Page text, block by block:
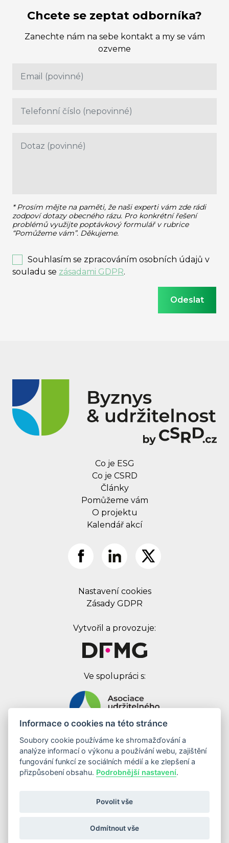
Chcete se zeptat odborníka?
Zanechte nám na sebe kontakt a my se vám
ozveme
* Prosím mějte na paměti, že naši experti vám zde rádi
zodpoví dotazy obecného rázu. Pro konkrétní řešení
problémů využijte poptávkový formulář v rubrice
“Pomůžeme vám”. Děkujeme.
Souhlasím se zpracováním osobních údajů v
souladu se zásadami GDPR.
Odebírat newsletter
Co je ESG
Co je CSRD
Články
Pomůžeme vám
O projektu
Kalendář akcí
Nastavení cookies
Zásady GDPR
Vytvořil a provozuje:
Ve spolupráci s:
Digital First Marketing Group s.r.o.
Jankovcova 1037/49
170 00 Praha 7
IČ: 08262683
Informace o cookies na této stránce
Soubory cookie používáme ke shromažďování a
analýze informací o výkonu a používání webu, zajištění
fungování funkcí ze sociálních médií a ke zlepšení a
přizpůsobení obsahu. Podrobnější nastavení.
Povolit vše
Odmítnout vše